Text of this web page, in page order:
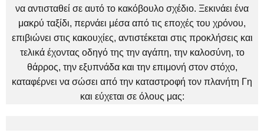
να αντισταθεί σε αυτό το κακόβουλο σχέδιο. Ξεκινάει ένα
μακρύ ταξίδι, περνάει μέσα από τις εποχές του χρόνου,
επιβιώνει στις κακουχίες, αντιστέκεται στις προκλήσεις και
τελικά έχοντας οδηγό της την αγάπη, την καλοσύνη, το
θάρρος, την εξυπνάδα και την επιμονή στον στόχο,
καταφέρνει να σώσει από την καταστροφή τον πλανήτη Γη
και εύχεται σε όλους μας: